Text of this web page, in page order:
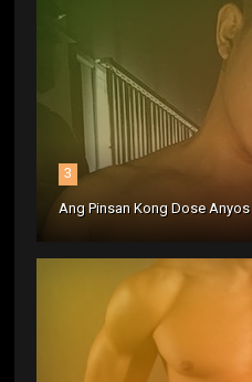
3
Ang Pinsan Kong Dose Anyos